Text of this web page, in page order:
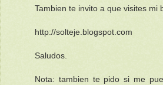
Tambien te invito a que visites mi
http://solteje.blogspot.com
Saludos.
Nota: tambien te pido si me